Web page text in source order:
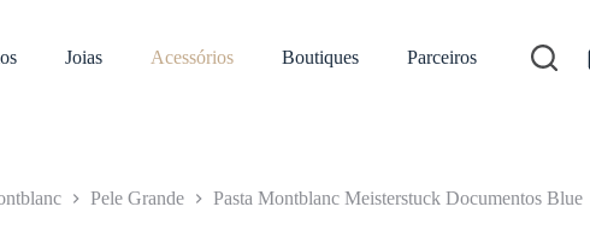
Joias Acessórios Boutiques Parceiros
Pele Grande Pasta Montblanc Meisterstuck Documentos Blue